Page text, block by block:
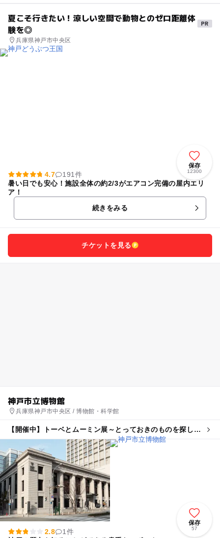
夏こそ行きたい！涼しい空間で動物とのゼロ距離体
験を◎
兵庫県神戸市中央区
保存
12300
4.7
191件
暑い日でも安心！施設全体の約2/3がエアコン完備の屋内エリ
ア！
続きをみる
チケットを見る
神戸市立博物館
兵庫県神戸市中央区 / 博物館・科学館
【開催中】トーベとムーミン展～とっておきのものを探しに
保存
57
2.8
1件